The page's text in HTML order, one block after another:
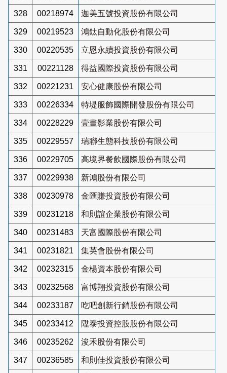
328 00218974 迦美五號投資股份有限公司
329 00219523 鴻鈦自動化股份有限公司
330 00220535 立恩永續投資股份有限公司
331 00221128 得益國際投資股份有限公司
332 00221231 安心健康股份有限公司
333 00226334 特堤服飾國際開發股份有限公司
334 00228229 壹畫影業股份有限公司
335 00229557 瑞聯生態科技股份有限公司
336 00229705 高境界餐飲國際股份有限公司
337 00229938 新鴻股份有限公司
338 00230978 金匯賺投資股份有限公司
339 00231218 和則誼企業股份有限公司
340 00231483 天富國際股份有限公司
341 00231821 集英會股份有限公司
342 00232315 金楊資本股份有限公司
343 00232568 富博翔投資股份有限公司
344 00233187 吃吧創新行銷股份有限公司
345 00233412 陞泰投資控股股份有限公司
346 00235262 浚禾股份有限公司
347 00236585 和則佳投資股份有限公司